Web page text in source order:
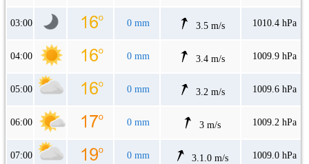
03:00 0 mm 3.5 m/s 1010.4 hPa
04:00 0 mm 3.4 m/s 1009.9 hPa
05:00 0 mm 3.2 m/s 1009.6 hPa
06:00 0 mm 3 m/s 1009.2 hPa
07:00 0 mm 3.1.0 m/s 1009.0 hPa